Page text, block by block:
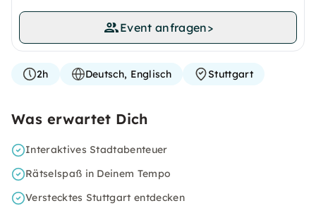
Event anfragen>
2h Deutsch, Englisch Stuttgart
Was erwartet Dich
Interaktives Stadtabenteuer
Rätselspaß in Deinem Tempo
Verstecktes Stuttgart entdecken